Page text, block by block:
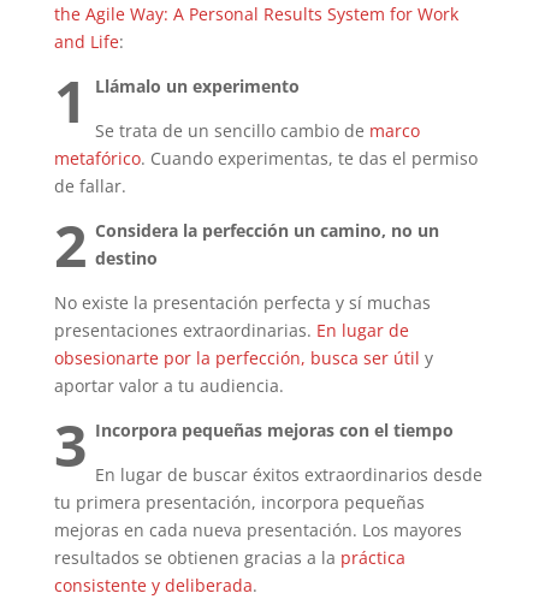
the Agile Way: A Personal Results System for Work
and Life:
1
Llámalo un experimento
Se trata de un sencillo cambio de marco
metafórico. Cuando experimentas, te das el permiso
de fallar.
2 Considera la perfección un camino, no un
destino
No existe la presentación perfecta y sí muchas
presentaciones extraordinarias. En lugar de
obsesionarte por la perfección, busca ser útil y
aportar valor a tu audiencia.
3 Incorpora pequeñas mejoras con el tiempo
En lugar de buscar éxitos extraordinarios desde
tu primera presentación, incorpora pequeñas
mejoras en cada nueva presentación. Los mayores
resultados se obtienen gracias a la práctica
consistente y deliberada.